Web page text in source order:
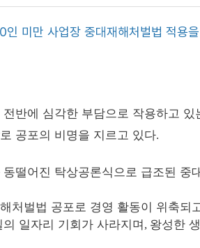
인 미만 사업장 중대재해처벌법 적용
전반에 심각한 부담으로 작용하고
공포의 비명을 지르고 있다.
동떨어진 탁상공론식으로 급조된 중
처벌법 공포로 경영 활동이 위축되
의 일자리 기회가 사라지며 , 왕성한